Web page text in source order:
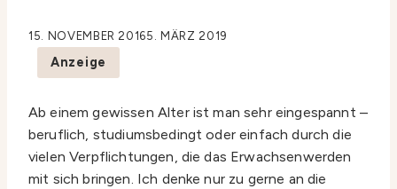
15. NOVEMBER 20165. MÄRZ 2019
Anzeige
Ab einem gewissen Alter ist man sehr eingespannt –
beruflich, studiumsbedingt oder einfach durch die
vielen Verpflichtungen, die das Erwachsenwerden
mit sich bringen. Ich denke nur zu gerne an die